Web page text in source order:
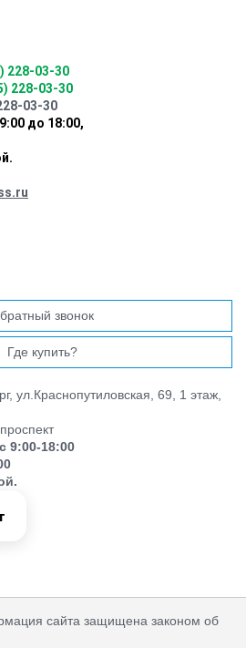
228-03-30
228-03-30
03-30
до 18:00,
звонок
Где купить?
ул.Краснопутиловская, 69, 1 этаж,
9:00-18:00
сайта защищена законом об